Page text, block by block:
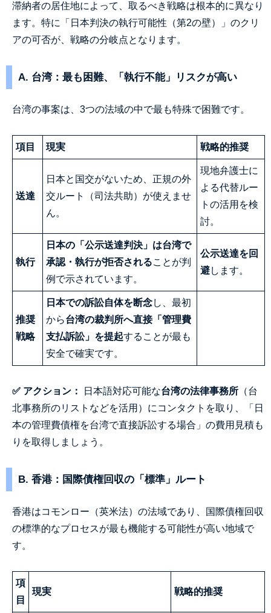
滞納者の居住地によって、取るべき戦略は根本的に異なり
ます。特に「日本判決の執行可能性（第2の壁）」のクリ
アの可否が、戦略の分岐点となります。
A. 台湾：最も困難、「執行不能」リスクが高い
台湾の事案は、3つの法域の中で最も特殊で困難です。
項目 現実 戦略的推奨
送達
日本と国交がないため、正規の外
交ルート（司法共助）が使えませ
ん。
現地弁護士に
よる代替ルー
トの活用を検
討。
執行
日本の「公示送達判決」は台湾で
承認・執行が拒否されることが判
例で示されています。
公示送達を回
避します。
推奨
戦略
日本での訴訟自体を断念し、最初
から台湾の裁判所へ直接「管理費
支払訴訟」を提起することが最も
安全で確実です。
✅ アクション： 日本語対応可能な台湾の法律事務所 （台
北事務所のリストなどを活用）にコンタクトを取り、「日
本の管理費債権を台湾で直接訴訟する場合」の費用見積も
りを取得しましょう。
B. 香港：国際債権回収の「標準」ルート
香港はコモンロー（英米法）の法域であり、国際債権回収
の標準的なプロセスが最も機能する可能性が高い地域で
す。
項
目
現実 戦略的推奨